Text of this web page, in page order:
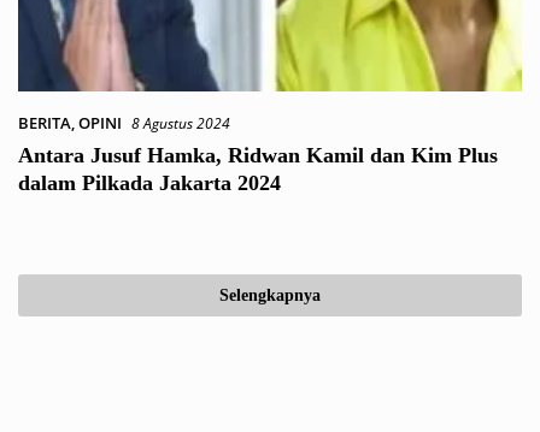
BERITA,OPINI 8 Agustus 2024
Antara Jusuf Hamka, Ridwan Kamil dan Kim Plus
dalam Pilkada Jakarta 2024
Selengkapnya